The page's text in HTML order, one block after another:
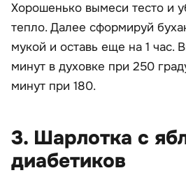
Хорошенько вымеси тесто и
тепло. Далее сформируй
мукой и оставь еще на 1 час.
минут в духовке при 250
минут при 180.
3. Шарлотка с
диабетиков